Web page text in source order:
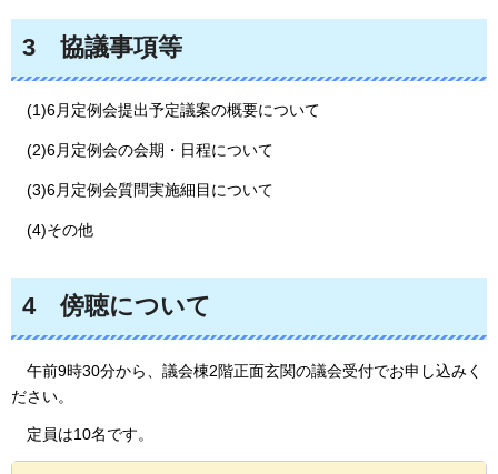
3 協議事項等
(1)6月定例会提出予定議案の概要について
(2)6月定例会の会期・日程について
(3)6月定例会質問実施細目について
(4)その他
4 傍聴について
午前9時30分から、議会棟2階正面玄関の議会受付でお申し込みく
ださい。
定員は10名です。